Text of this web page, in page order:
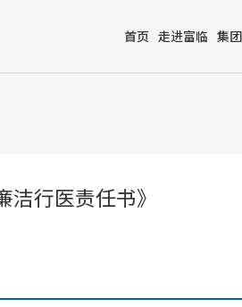
首页 走进富临 集
行医责任书》